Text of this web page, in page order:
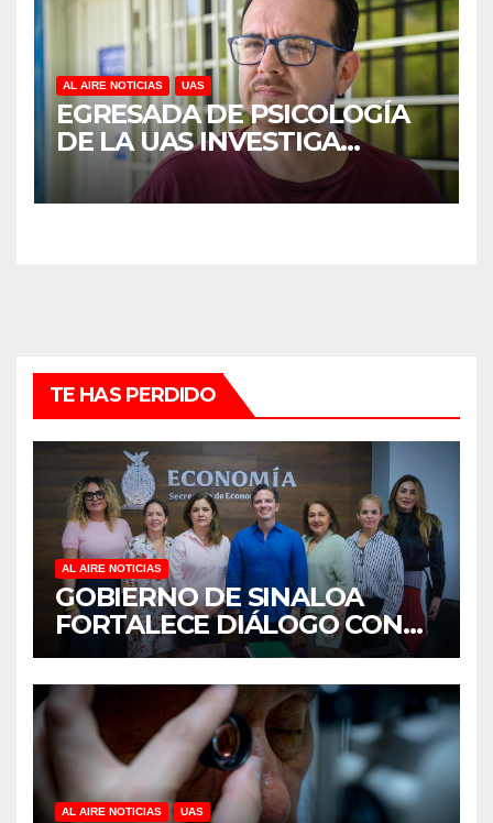
AL AIRE NOTICIAS UAS
EGRESADA DE PSICOLOGÍA
DE LA UAS INVESTIGA
DUELO ANTICIPADO Y
SOBRECARGA EN
TE HAS PERDIDO
AL AIRE NOTICIAS
GOBIERNO DE SINALOA
FORTALECE DIÁLOGO CON
MUJERES EMPRESARIAS DE
CULIACÁN
AL AIRE NOTICIAS UAS